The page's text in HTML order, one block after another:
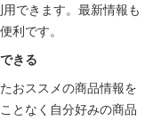
できます。最新情報も
利です。
きる
おススメの商品情報を
となく自分好みの商品